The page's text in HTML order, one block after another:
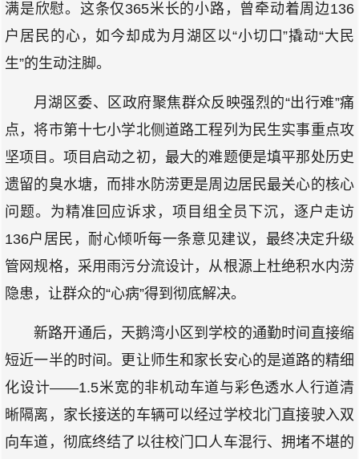
满是欣慰。这条仅365米长的小路，曾牵动着周边136
户居民的心，如今却成为月湖区以“小切口”撬动“大民
生”的生动注脚。
月湖区委、区政府聚焦群众反映强烈的“出行难”痛
点，将市第十七小学北侧道路工程列为民生实事重点攻
坚项目。项目启动之初，最大的难题便是填平那处历史
遗留的臭水塘，而排水防涝更是周边居民最关心的核心
问题。为精准回应诉求，项目组全员下沉，逐户走访
136户居民，耐心倾听每一条意见建议，最终决定升级
管网规格，采用雨污分流设计，从根源上杜绝积水内涝
隐患，让群众的“心病”得到彻底解决。
新路开通后，天鹅湾小区到学校的通勤时间直接缩
短近一半的时间。更让师生和家长安心的是道路的精细
化设计——1.5米宽的非机动车道与彩色透水人行道清
晰隔离，家长接送的车辆可以经过学校北门直接驶入双
向车道，彻底终结了以往校门口人车混行、拥堵不堪的